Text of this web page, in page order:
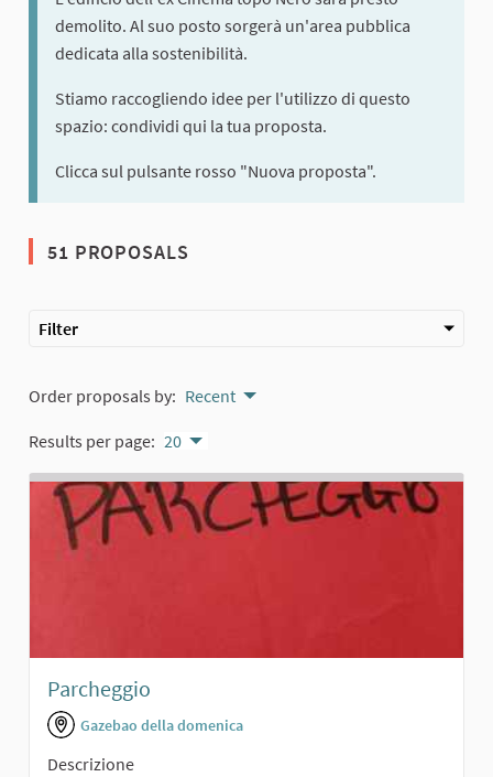
demolito. Al suo posto sorgerà un'area pubblica
dedicata alla sostenibilità.
Stiamo raccogliendo idee per l'utilizzo di questo
spazio: condividi qui la tua proposta.
Clicca sul pulsante rosso "Nuova proposta".
51 PROPOSALS
Filter
Order proposals by: Recent
Results per page: 20
Parcheggio
Gazebao della domenica
Descrizione